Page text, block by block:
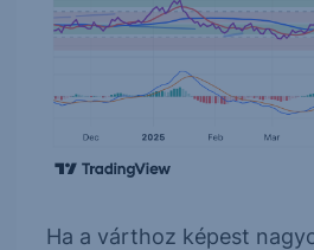
Ha a várthoz képest